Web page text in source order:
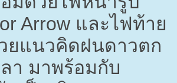
Arrow และไฟท้าย
ยแนวคิดฝนดาวตก
า มาพร้อมกับ